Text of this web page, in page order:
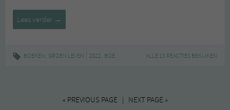
Lees verder Midden-
van-
jaar
→
BOEKEN, GROEN LEVEN 2022, BOEKEN BOEKENTAG,LEESTIPS,LITERATUUR
ALLE 13 REACTIES BEKIJKEN
« PREVIOUS PAGE | NEXT PAGE »